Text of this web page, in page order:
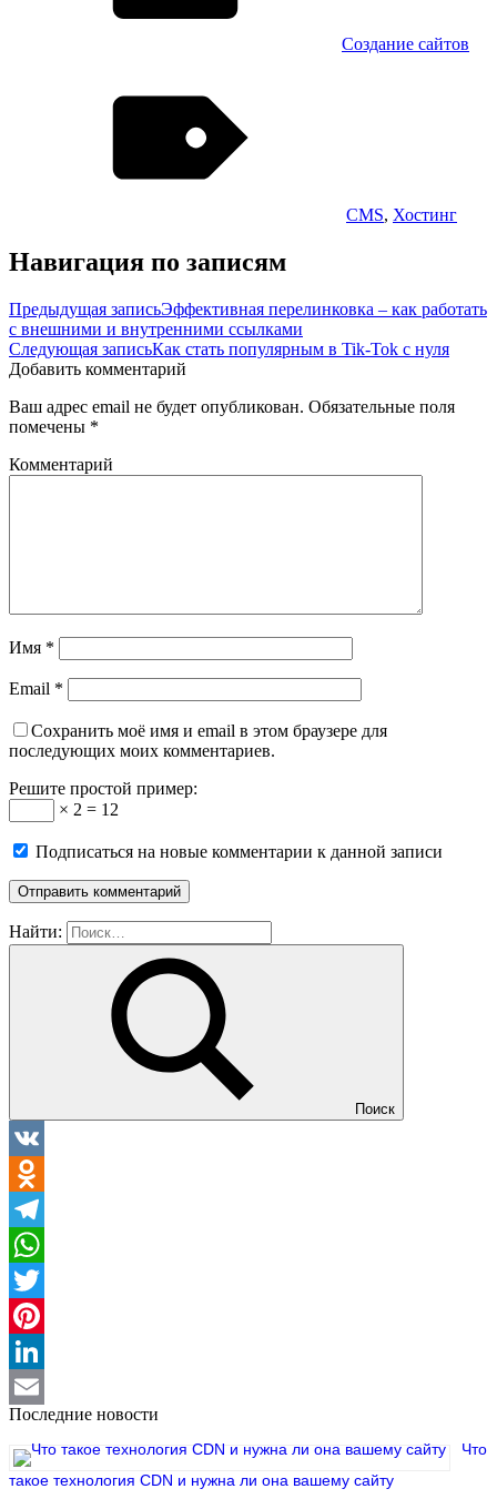
Создание сайтов
CMS, Хостинг
Навигация по записям
Предыдущая записьЭффективная перелинковка – как работать
с внешними и внутренними ссылками
Следующая записьКак стать популярным в Tik-Tok с нуля
Добавить комментарий
Ваш адрес email не будет опубликован. Обязательные поля
помечены *
Комментарий
Имя *
Email *
Сохранить моё имя и email в этом браузере для
последующих моих комментариев.
Решите простой пример:
× 2 = 12
Подписаться на новые комментарии к данной записи
Найти:
Поиск
VK
Odnoklassniki
Telegram
WhatsApp
Twitter
Pinterest
LinkedIn
Email
Последние новости
Что
такое технология CDN и нужна ли она вашему сайту